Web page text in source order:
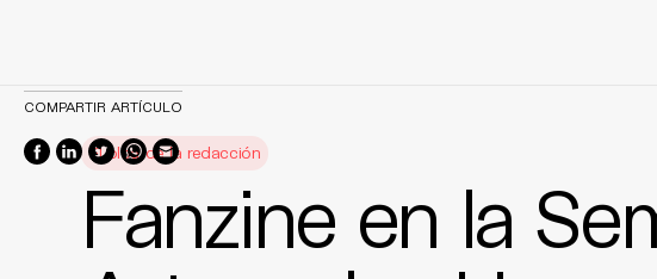
Skip
content
El blog de la redacción
Fanzine en la
COMPARTIR ARTÍCULO